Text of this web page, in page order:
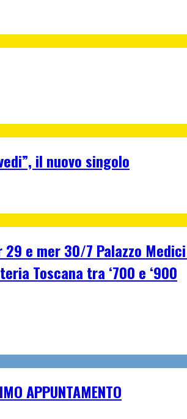
il nuovo singolo
29 e mer 30/7 Palazzo
Toscana tra ‘700 e ‘900
APPUNTAMENTO